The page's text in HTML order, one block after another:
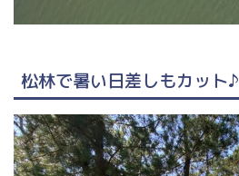
松林で暑い日差しもカット♪